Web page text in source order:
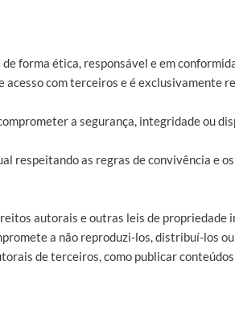
forma ética, responsável e em
acesso com terceiros e é exclusivamente
a segurança, integridade ou
respeitando as regras de convivência e
autorais e outras leis de propriedade
a não reproduzi-los, distribuí-los
de terceiros, como publicar